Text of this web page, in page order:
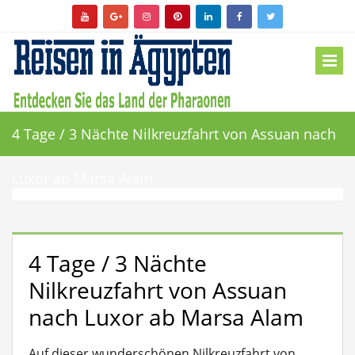
4 Tage / 3 Nächte Nilkreuzfahrt von Assuan nach
4 Tage / 3 Nächte
Nilkreuzfahrt von Assuan
nach Luxor ab Marsa Alam